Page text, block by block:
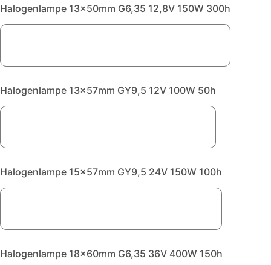
Halogenlampe 13x50mm G6,35 12,8V 150W 300h
Halogenlampe 13x57mm GY9,5 12V 100W 50h
Halogenlampe 15x57mm GY9,5 24V 150W 100h
Halogenlampe 18x60mm G6,35 36V 400W 150h